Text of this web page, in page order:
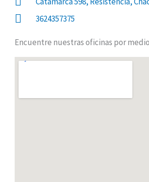
3624357375
Encuentre nuestras oficinas por